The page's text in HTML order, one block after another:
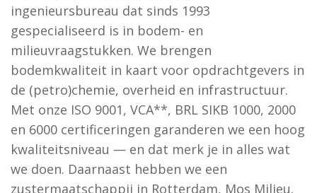
ingenieursbureau dat sinds 1993
gespecialiseerd is in bodem- en
milieuvraagstukken. We brengen
bodemkwaliteit in kaart voor opdrachtgevers in
de (petro)chemie, overheid en infrastructuur.
Met onze ISO 9001, VCA**, BRL SIKB 1000, 2000
en 6000 certificeringen garanderen we een hoog
kwaliteitsniveau — en dat merk je in alles wat
we doen. Daarnaast hebben we een
zustermaatschappij in Rotterdam, Mos Milieu.